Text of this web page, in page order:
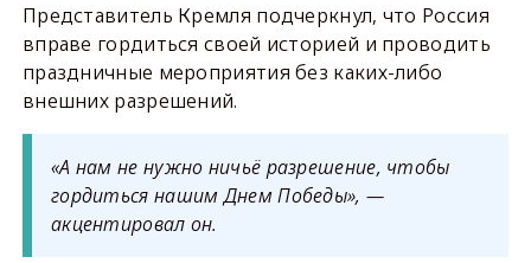
Представитель Кремля подчеркнул, что Россия
вправе гордиться своей историей и проводить
праздничные мероприятия без каких-либо
внешних разрешений.
«А нам не нужно ничьё разрешение, чтобы
гордиться нашим Днем Победы», —
акцентировал он.